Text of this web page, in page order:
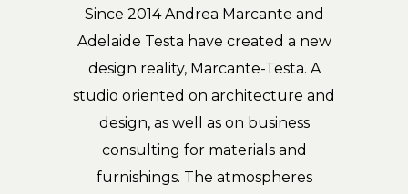
Since 2014 Andrea Marcante and
Adelaide Testa have created a new
design reality, Marcante-Testa. A
studio oriented on architecture and
design, as well as on business
consulting for materials and
furnishings. The atmospheres